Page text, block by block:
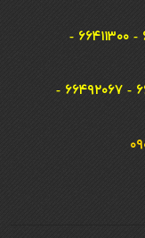
تلفن های تماس دفتر تهران: ۶۶۴۱۱۲۰۰ - ۶۶۴۱۱۳۰۰ -
تلفن های تماس دفتر تهران: ۶۶۴۹۲۱۹۴ - ۶۶۴۹۲۰۶۷ -